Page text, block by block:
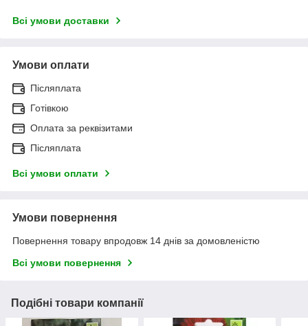
Всі умови доставки
Умови оплати
Післяплата
Готівкою
Оплата за реквізитами
Післяплата
Всі умови оплати
Умови повернення
Повернення товару впродовж 14 днів за домовленістю
Всі умови повернення
Подібні товари компанії